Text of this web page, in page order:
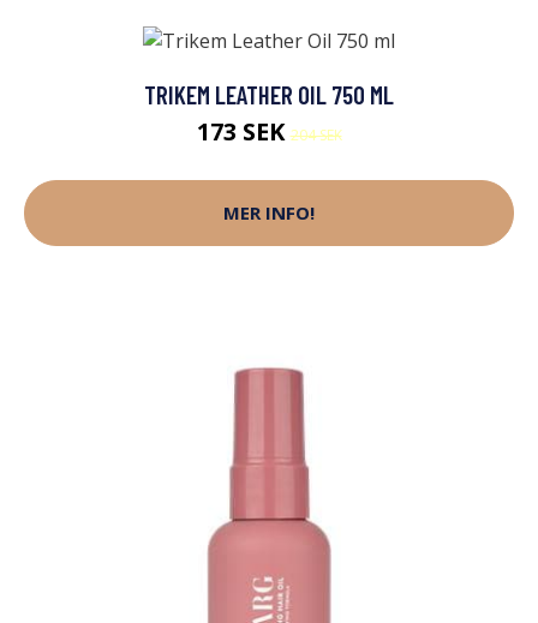
TRIKEM LEATHER OIL 750 ML
173 SEK204 SEK
MER INFO!